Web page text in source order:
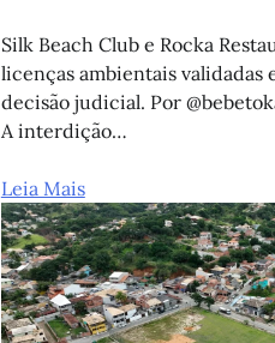
Silk Beach Club e Rocka
licenças ambientais validadas
decisão judicial. Por
A interdição…
Leia Mais